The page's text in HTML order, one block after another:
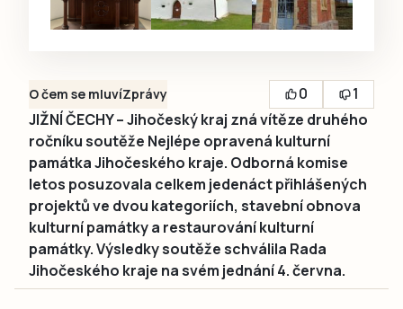
O čem se mluvíZprávy 0
1
JIŽNÍ ČECHY – Jihočeský kraj zná vítěze druhého
ročníku soutěže Nejlépe opravená kulturní
památka Jihočeského kraje. Odborná komise
letos posuzovala celkem jedenáct přihlášených
projektů ve dvou kategoriích, stavební obnova
kulturní památky a restaurování kulturní
památky. Výsledky soutěže schválila Rada
Jihočeského kraje na svém jednání 4. června.